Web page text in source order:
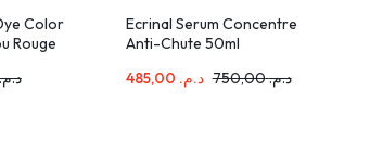
Color
Rouge
Ecrinal Serum Concentre
Anti-Chute 50ml
د.م.
د.م.750,00